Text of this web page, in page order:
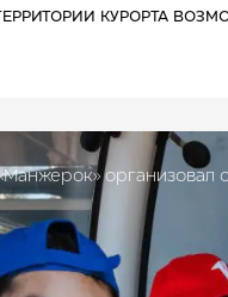
КУРОРТА